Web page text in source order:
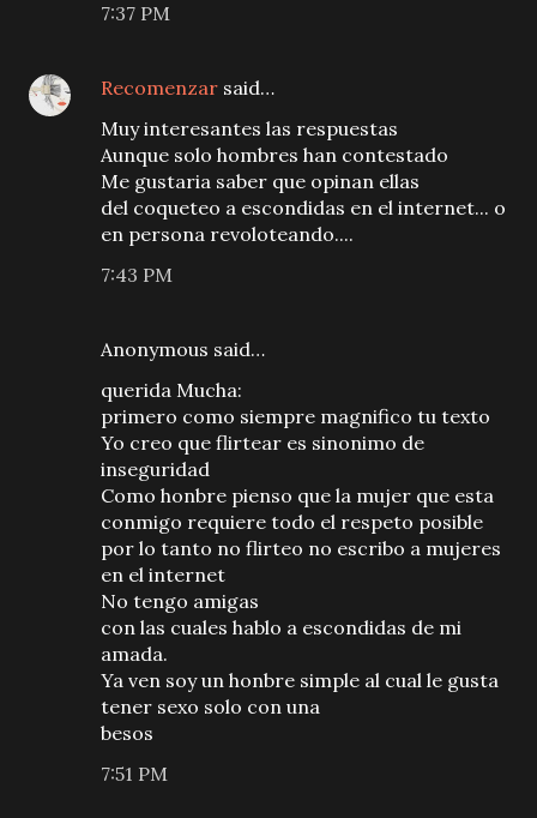
7:37 PM
Recomenzar said…
Muy interesantes las respuestas
Aunque solo hombres han contestado
Me gustaria saber que opinan ellas
del coqueteo a escondidas en el internet... o
en persona revoloteando....
7:43 PM
Anonymous said…
querida Mucha:
primero como siempre magnifico tu texto
Yo creo que flirtear es sinonimo de
inseguridad
Como honbre pienso que la mujer que esta
conmigo requiere todo el respeto posible
por lo tanto no flirteo no escribo a mujeres
en el internet
No tengo amigas
con las cuales hablo a escondidas de mi
amada.
Ya ven soy un honbre simple al cual le gusta
tener sexo solo con una
besos
7:51 PM